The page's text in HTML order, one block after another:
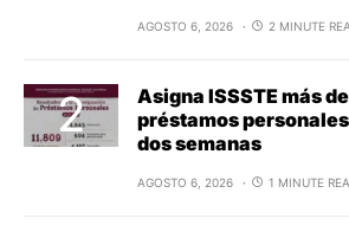
AGOSTO 6, 2026 2 MINUTE
Asigna ISSSTE más
préstamos
dos semanas
AGOSTO 6, 2026 1 MINUTE